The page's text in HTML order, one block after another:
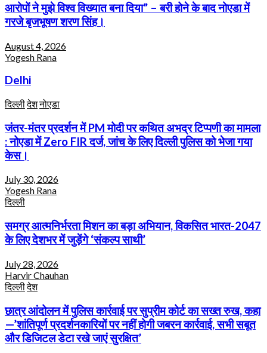
आरोपों ने मुझे विश्व विख्यात बना दिया” – बरी होने के बाद नोएडा में
गरजे बृजभूषण शरण सिंह।
August 4, 2026
Yogesh Rana
Delhi
दिल्लीदेशनोएडा
जंतर-मंतर प्रदर्शन में PM मोदी पर कथित अभद्र टिप्पणी का मामला
: नोएडा में Zero FIR दर्ज, जांच के लिए दिल्ली पुलिस को भेजा गया
केस।
July 30, 2026
Yogesh Rana
दिल्ली
समग्र आत्मनिर्भरता मिशन का बड़ा अभियान, विकसित भारत-2047
के लिए देशभर में जुड़ेंगे ‘संकल्प साथी’
July 28, 2026
Harvir Chauhan
दिल्लीदेश
छात्र आंदोलन में पुलिस कार्रवाई पर सुप्रीम कोर्ट का सख्त रुख, कहा
—’शांतिपूर्ण प्रदर्शनकारियों पर नहीं होगी जबरन कार्रवाई, सभी सबूत
और डिजिटल डेटा रखे जाएं सुरक्षित’